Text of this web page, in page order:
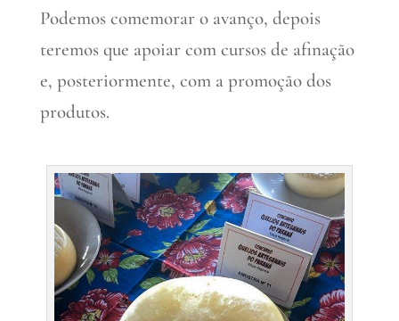
Podemos comemorar o avanço, depois
teremos que apoiar com cursos de afinação
e, posteriormente, com a promoção dos
produtos.